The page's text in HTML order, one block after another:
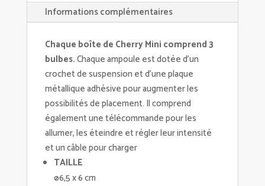
Informations complémentaires
Chaque boîte de Cherry Mini comprend 3
bulbes.Chaque ampoule est dotée d'un
crochet de suspension et d'une plaque
métallique adhésive pour augmenter les
possibilités de placement. Il comprend
également une télécommande pour les
allumer, les éteindre et régler leur intensité
et un câble pour charger
TAILLE
ø6,5 x 6 cm